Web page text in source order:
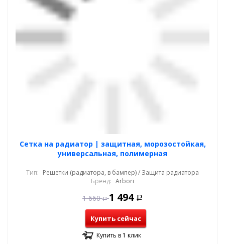
Cетка на радиатор | защитная, морозостойкая,
универсальная, полимерная
Тип: Решетки (радиатора, в бампер) / Защита радиатора
Бренд: Arbori
1 660 Р 1 494 Р
Купить сейчас
Купить в 1 клик